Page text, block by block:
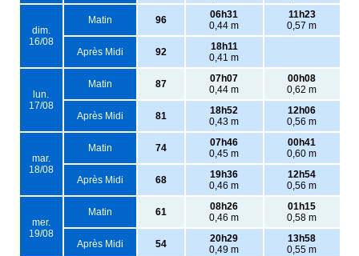
dim.
16/08
Matin 96
06h31
0,44 m
11h23
0,57 m
Après Midi 92
18h11
0,41 m
lun.
17/08
Matin 87
07h07
0,44 m
00h08
0,62 m
Après Midi 81
18h52
0,43 m
12h06
0,56 m
mar.
18/08
Matin 74
07h46
0,45 m
00h41
0,60 m
Après Midi 68
19h36
0,46 m
12h54
0,56 m
mer.
19/08
Matin 61
08h26
0,46 m
01h15
0,58 m
Après Midi 54
20h29
0,49 m
13h58
0,55 m